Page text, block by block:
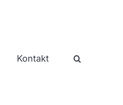
Kontakt